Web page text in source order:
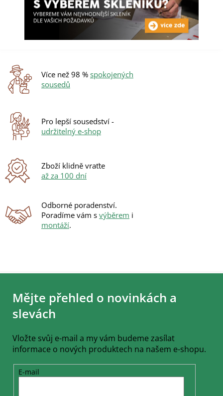
Více než 98 % spokojených
sousedů
Pro lepší sousedství -
udržitelný e-shop
Zboží klidně vraťte
až za 100 dní
Odborné poradenství.
Poradíme vám s výběrem i
montáží.
Z
Mějte přehled o novinkách a
slevách
Vložte svůj e-mail a my vám budeme zasílat
informace o nových produktech na našem e-shopu.
E-mail